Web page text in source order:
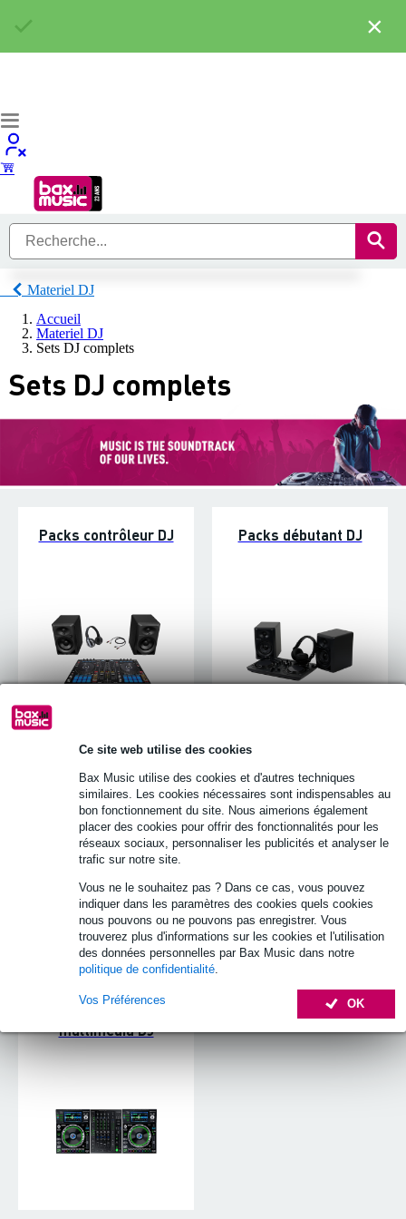
Ce site web utilise des cookies
Bax Music utilise des cookies et d'autres techniques
similaires. Les cookies nécessaires sont indispensables au
bon fonctionnement du site. Nous aimerions également
placer des cookies pour offrir des fonctionnalités pour les
réseaux sociaux, personnaliser les publicités et analyser le
trafic sur notre site.
Vous ne le souhaitez pas ? Dans ce cas, vous pouvez
indiquer dans les paramètres des cookies quels cookies
nous pouvons ou ne pouvons pas enregistrer. Vous
trouverez plus d'informations sur les cookies et l'utilisation
des données personnelles par Bax Music dans notre
politique de confidentialité
OK
Vos Préférences
Materiel DJ
Accueil
Materiel DJ
Sets DJ complets
Sets DJ complets
Packs contrôleur DJ Packs débutant DJ
Pack DJ enfant Pack platine vinyle
multimédia DJ
×